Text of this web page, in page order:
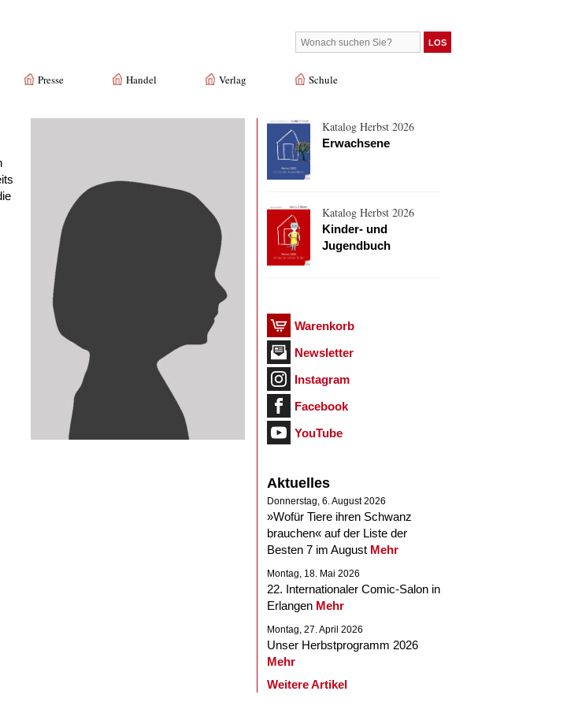
Presse Handel Verlag Schule
Katalog Herbst 2026
Erwachsene
Katalog Herbst 2026
Kinder- und
Jugendbuch
Warenkorb
Newsletter
Instagram
Facebook
YouTube
Aktuelles
Donnerstag, 6. August 2026
»Wofür Tiere ihren Schwanz
brauchen« auf der Liste der
Besten 7 im August Mehr
Montag, 18. Mai 2026
22. Internationaler Comic-Salon in
Erlangen Mehr
Montag, 27. April 2026
Unser Herbstprogramm 2026
Mehr
Weitere Artikel